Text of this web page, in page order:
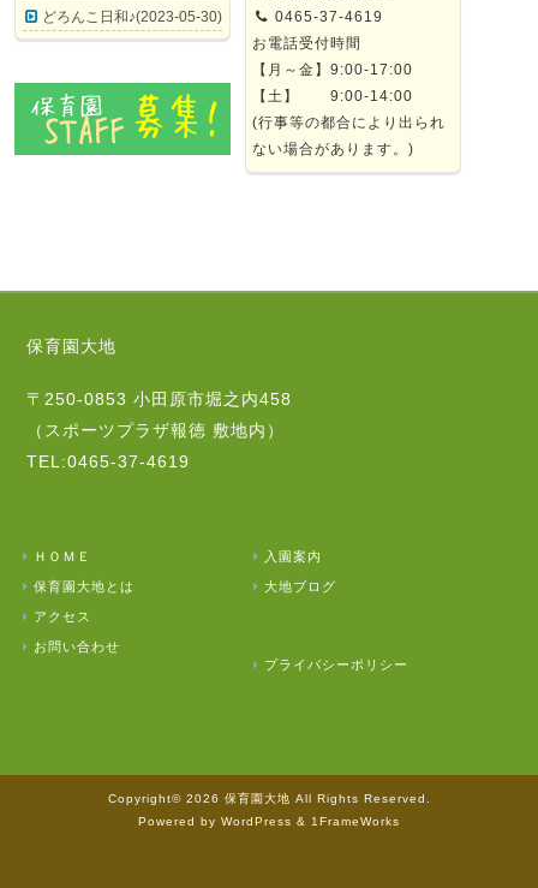
どろんこ日和♪(2023-05-30)
0465-37-4619
お電話受付時間
【月～金】9:00-17:00
【土】 9:00-14:00
(行事等の都合により出られ
ない場合があります。)
保育園大地
〒250-0853 小田原市堀之内458
（スポーツプラザ報徳 敷地内）
TEL:0465-37-4619
ＨＯＭＥ
保育園大地とは
アクセス
お問い合わせ
入園案内
大地ブログ
プライバシーポリシー
Copyright© 2026 保育園大地 All Rights Reserved.
Powered by WordPress & 1FrameWorks